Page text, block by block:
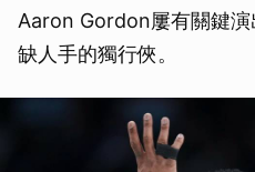
Aaron Gordon屢有關鍵演
缺人手的獨行俠。